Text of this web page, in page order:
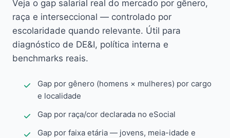
Veja o gap salarial real do mercado por gênero,
raça e interseccional — controlado por
escolaridade quando relevante. Útil para
diagnóstico de DE&I, política interna e
benchmarks reais.
Gap por gênero (homens × mulheres) por cargo
e localidade
Gap por raça/cor declarada no eSocial
Gap por faixa etária — jovens, meia-idade e